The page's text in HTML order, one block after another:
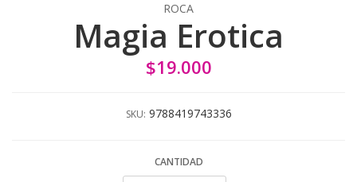
ROCA
Magia Erotica
$19.000
SKU: 9788419743336
CANTIDAD